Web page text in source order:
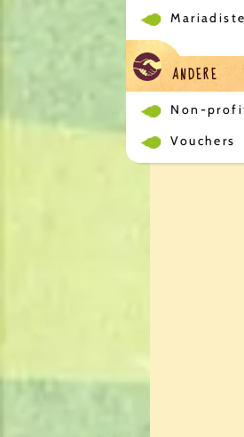
ANDERE
Non-
Vouchers